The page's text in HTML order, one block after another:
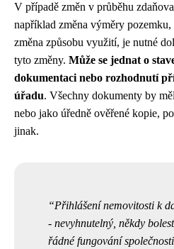
V případě změn v průběhu
například změna výměry
změna způsobu využití, je nutné
tyto změny. Může se jednat o
dokumentaci nebo rozhodnutí
úřadu. Všechny dokumenty by
nebo jako úředně ověřené kopie,
jinak.
Přihlášení nemovitosti k
- nevyhnutelný, někdy
řádné fungování společnosti